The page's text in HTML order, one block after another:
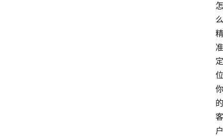
怎
么
精
准
定
位
你
的
客
户